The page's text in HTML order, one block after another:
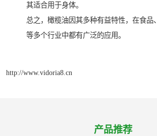
其适合用于身体。
总之，橄榄油因其多种有益特性，在食品
等多个行业中都有广泛的应用。
http://www.vidoria8.cn
产品推荐